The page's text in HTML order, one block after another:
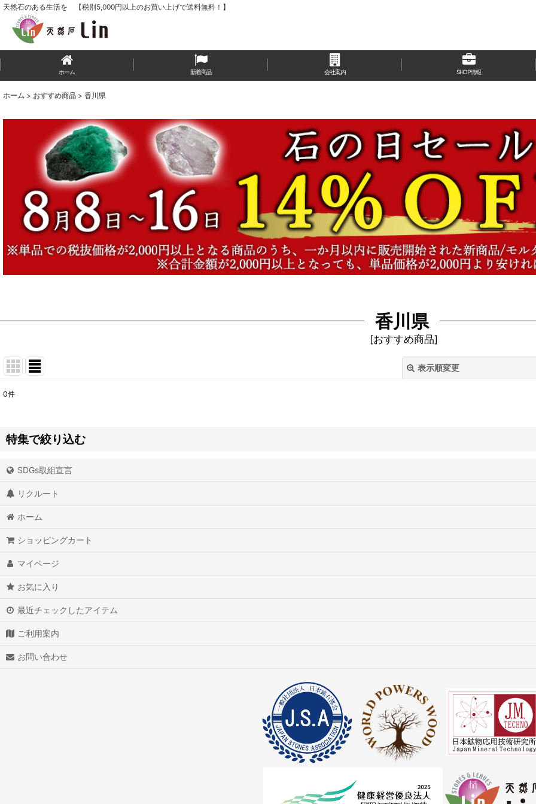
天然石のある生活を 【税別5,000円以上のお買い上げで送料無料！】
ホーム 新着商品 会社案内 SHOP情報
ホーム > おすすめ商品 > 香川県
香川県
[おすすめ商品]
表示順変更
表示数
並び順:
0件
特集で絞り込む
アイオライト
アイスクォーツ
アイリスクォーツ
アゼツライト
SDGs取組宣言
リクルート
ホーム
ショッピングカート
マイページ
お気に入り
最近チェックしたアイテム
ご利用案内
お問い合わせ